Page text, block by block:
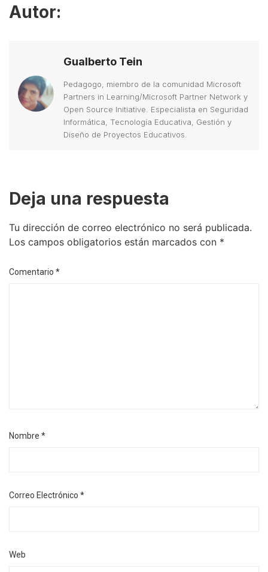
Autor:
Gualberto Tein
Pedagogo, miembro de la comunidad Microsoft
Partners in Learning/Microsoft Partner Network y
Open Source Initiative. Especialista en Seguridad
Informática, Tecnología Educativa, Gestión y
Diseño de Proyectos Educativos.
Deja una respuesta
Tu dirección de correo electrónico no será publicada.
Los campos obligatorios están marcados con *
Comentario *
Nombre *
Correo Electrónico *
Web